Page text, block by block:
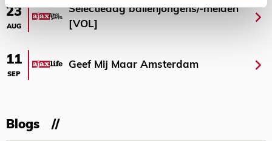
23
AUG
Selectiedag ballenjongens/-meiden
[VOL]
11
SEP
Geef Mij Maar Amsterdam
Blogs